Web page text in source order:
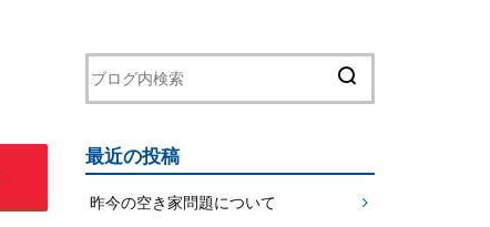
最近の投稿
昨今の空き家問題について